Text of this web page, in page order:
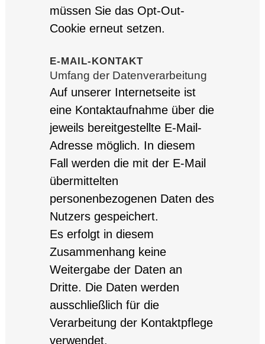
müssen Sie das Opt-Out-
Cookie erneut setzen.
E-MAIL-KONTAKT
Umfang der Datenverarbeitung
Auf unserer Internetseite ist
eine Kontaktaufnahme über die
jeweils bereitgestellte E-Mail-
Adresse möglich. In diesem
Fall werden die mit der E-Mail
übermittelten
personenbezogenen Daten des
Nutzers gespeichert.
Es erfolgt in diesem
Zusammenhang keine
Weitergabe der Daten an
Dritte. Die Daten werden
ausschließlich für die
Verarbeitung der Kontaktpflege
verwendet.